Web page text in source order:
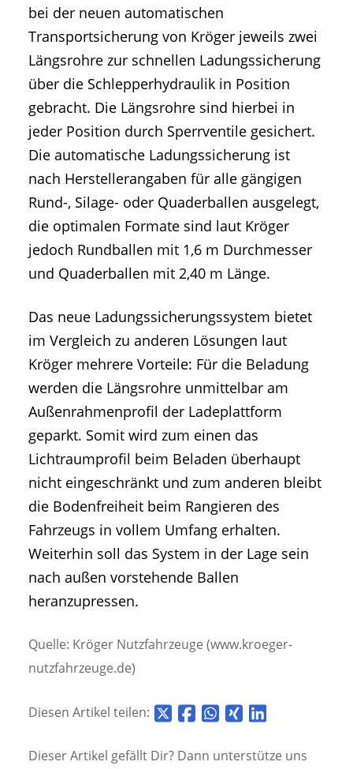
bei der neuen automatischen
Transportsicherung von Kröger jeweils zwei
Längsrohre zur schnellen Ladungssicherung
über die Schlepperhydraulik in Position
gebracht. Die Längsrohre sind hierbei in
jeder Position durch Sperrventile gesichert.
Die automatische Ladungssicherung ist
nach Herstellerangaben für alle gängigen
Rund-, Silage- oder Quaderballen ausgelegt,
die optimalen Formate sind laut Kröger
jedoch Rundballen mit 1,6 m Durchmesser
und Quaderballen mit 2,40 m Länge.
Das neue Ladungssicherungssystem bietet
im Vergleich zu anderen Lösungen laut
Kröger mehrere Vorteile: Für die Beladung
werden die Längsrohre unmittelbar am
Außenrahmenprofil der Ladeplattform
geparkt. Somit wird zum einen das
Lichtraumprofil beim Beladen überhaupt
nicht eingeschränkt und zum anderen bleibt
die Bodenfreiheit beim Rangieren des
Fahrzeugs in vollem Umfang erhalten.
Weiterhin soll das System in der Lage sein
nach außen vorstehende Ballen
heranzupressen.
Quelle: Kröger Nutzfahrzeuge (www.kroeger-
nutzfahrzeuge.de)
Diesen Artikel teilen:
Dieser Artikel gefällt Dir? Dann unterstütze uns